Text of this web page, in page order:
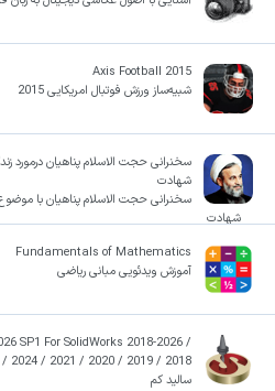
Axis Football 2015
شبیه‌ساز ورزش فوتبال امریکایی 2015
سخنرانی حجت الاسلام پناهیان درمورد
شهادت
سخنرانی حجت الاسلام پناهیان با
شهادت
Fundamentals of Mathematics
آموزش ویدئویی مبانی ریاضی
SP1 For SolidWorks 2018-2026 /
/ 2024 / 2021 / 2020 / 2019 / 2018
سالید کم